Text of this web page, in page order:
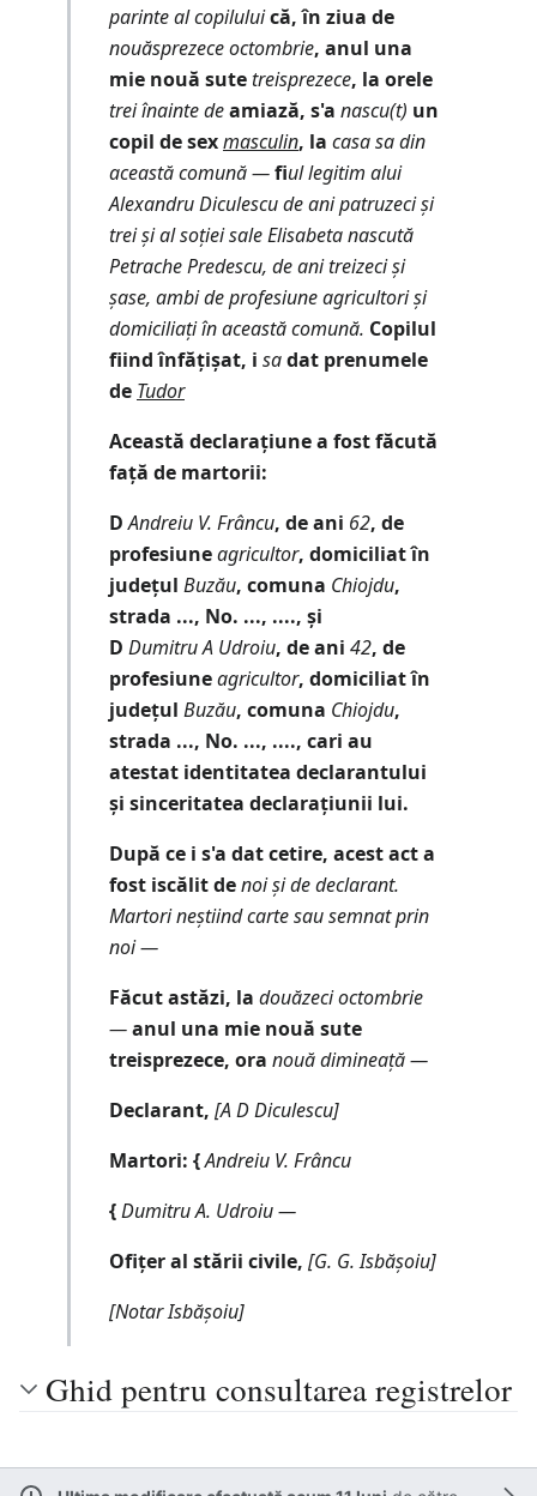
parinte al copiluluică, în ziua de
nouăsprezece octombrie, anul una
mie nouă sutetreisprezece, la orele
trei înainte deamiază, s'a nascu(t) un
copil de sexmasculin, la casa sa din
această comună ―fiul legitim alui
Alexandru Diculescu de ani patruzeci și
trei și al soției sale Elisabeta nascută
Petrache Predescu, de ani treizeci și
șase, ambi de profesiune agricultori și
domiciliați în această comună. Copilul
fiind înfățișat, i sadat prenumele
de Tudor
Această declarațiune a fost făcută
față de martorii:
D Andreiu V. Frâncu, de ani 62, de
profesiuneagricultor, domiciliat în
județul Buzău, comuna Chiojdu,
strada ..., No. ..., ...., și
D Dumitru A Udroiu, de ani 42, de
profesiuneagricultor, domiciliat în
județul Buzău, comuna Chiojdu,
strada ..., No. ..., ...., cari au
atestat identitatea declarantului
și sinceritatea declarațiunii lui.
După ce i s'a dat cetire, acest act a
fost iscălit denoi și de declarant.
Martori neștiind carte sau semnat prin
noi ―
Făcut astăzi, la douăzeci octombrie
―anul una mie nouă sute
treisprezece, ora nouă dimineață ―
Declarant, [A D Diculescu]
Martori: {Andreiu V. Frâncu
{Dumitru A. Udroiu ―
Ofițer al stării civile, [G. G. Isbășoiu]
[Notar Isbășoiu]
Ghid pentru consultarea registrelor